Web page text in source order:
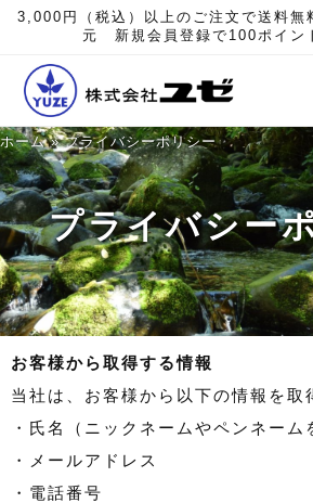
3,000円（税込）以上のご注文で送料
元 新規会員登録で100ポイン
ホーム»プライバシーポリシー
プライバシー
お客様から取得する情報
当社は、お客様から以下の情報を取
・氏名（ニックネームやペンネーム
・メールアドレス
・電話番号